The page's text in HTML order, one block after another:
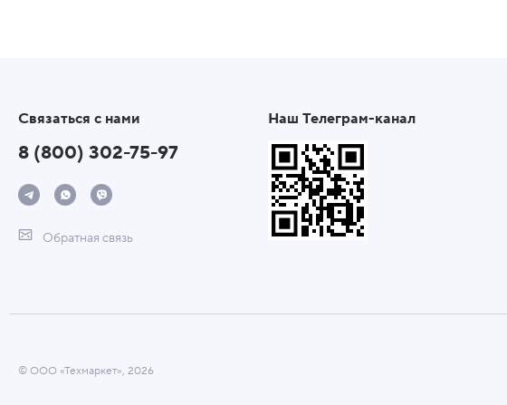
Связаться с нами
8 (800) 302-75-97
Обратная связь
Наш Телеграм-канал
© ООО «Техмаркет», 2026